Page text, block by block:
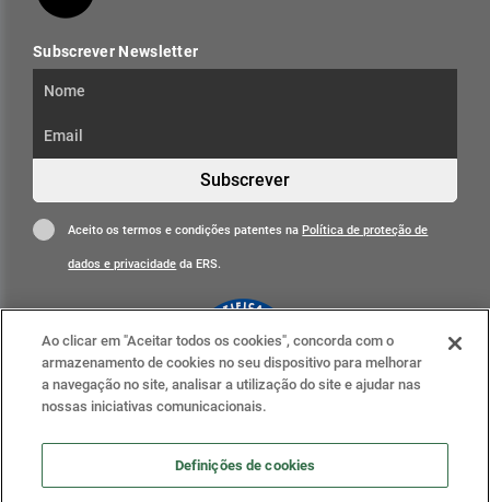
Subscrever Newsletter
Subscrever
Aceito os termos e condições patentes naPolítica de proteção de
dados e privacidade da ERS.
Clique para mais informações
ERS nas redes sociais
Ao clicar em "Aceitar todos os cookies", concorda com o
armazenamento de cookies no seu dispositivo para melhorar
a navegação no site, analisar a utilização do site e ajudar nas
nossas iniciativas comunicacionais.
Definições de cookies